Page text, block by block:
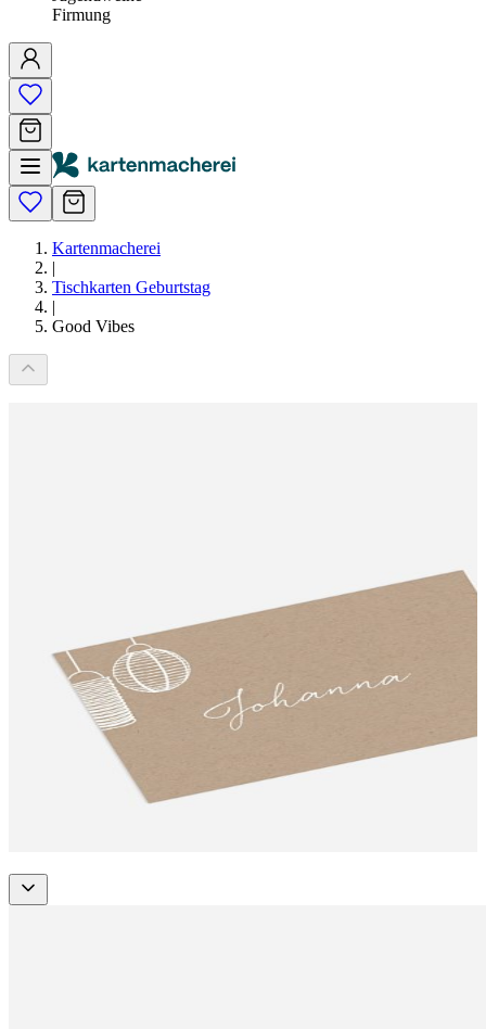
Firmung
Kartenmacherei
|
Tischkarten Geburtstag
|
Good Vibes